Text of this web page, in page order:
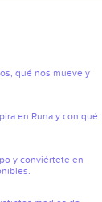
qué nos mueve y
en Runa y con qué
y conviértete en